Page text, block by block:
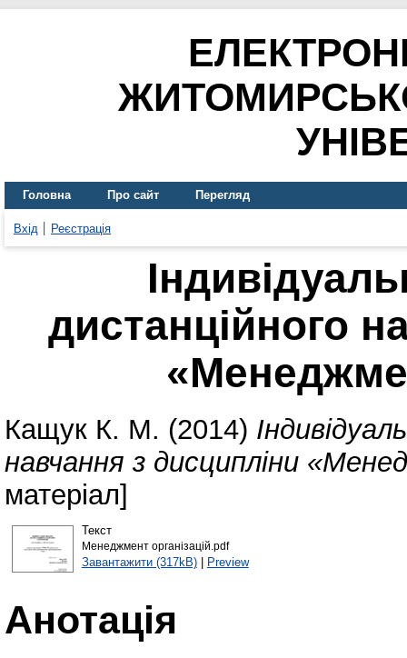
Головна Про сайт Перегляд
Вхід Реєстрація
дистанційного
Кащук К. М. (2014)
навчання з дисципліни
матеріал]
Текст
Менеджмент організацій.pdf
Завантажити (317kB)| Preview
Анотація